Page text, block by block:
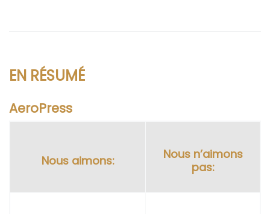
EN RÉSUMÉ
AeroPress
Nous aimons:
Nous n’aimons
pas: